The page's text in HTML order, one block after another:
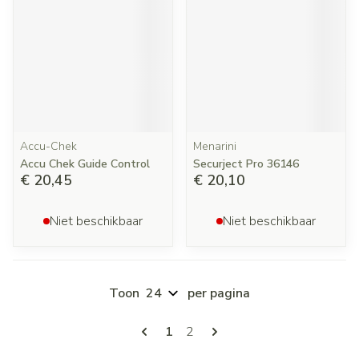
Accu-Chek
Accu Chek Guide Control
€ 20,45
Niet beschikbaar
Menarini
Securject Pro 36146
€ 20,10
Niet beschikbaar
Pagina's
U lees momenteel pagina
1 Pagina
2
Toon per pagina